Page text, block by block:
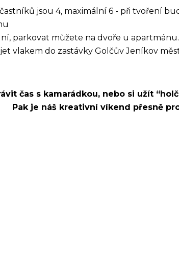
jsou 4, maximální 6 - při tvoření
parkovat můžete na dvoře u
vlakem do zastávky Golčův Jeníkov
čas s kamarádkou, nebo si užít
Pak je náš kreativní víkend přesně